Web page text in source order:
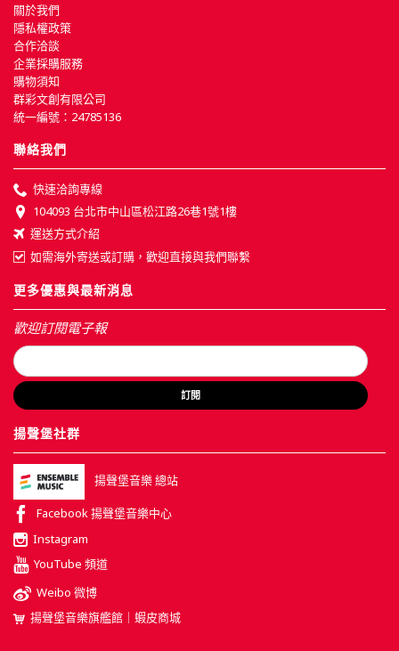
關於我們
隱私權政策
合作洽談
企業採購服務
購物須知
群彩文創有限公司
統一編號：24785136
聯絡我們
快速洽詢專線
104093 台北市中山區松江路26巷1號1樓
運送方式介紹
如需海外寄送或訂購，歡迎直接與我們聯繫
更多優惠與最新消息
歡迎訂閱電子報
訂閱
揚聲堡社群
揚聲堡音樂 總站
Facebook 揚聲堡音樂中心
Instagram
YouTube 頻道
Weibo 微博
揚聲堡音樂旗艦館｜蝦皮商城